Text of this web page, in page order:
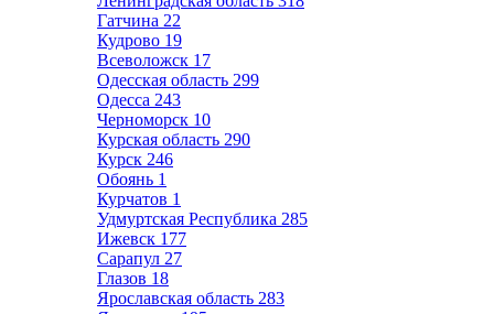
Гатчина 22
Кудрово 19
Всеволожск 17
Одесская область 299
Одесса 243
Черноморск 10
Курская область 290
Курск 246
Обоянь 1
Курчатов 1
Удмуртская Республика 285
Ижевск 177
Сарапул 27
Глазов 18
Ярославская область 283